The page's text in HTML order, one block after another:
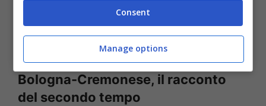
Bologna-Cremonese, cinque minuti shock per i
rossoblù nel primo tempo. Bolognasportnews(Foto di
Alessandro Sabattini/Getty Images Via One Football)
Bologna-Cremonese, il racconto
del secondo tempo
Consent
Manage options